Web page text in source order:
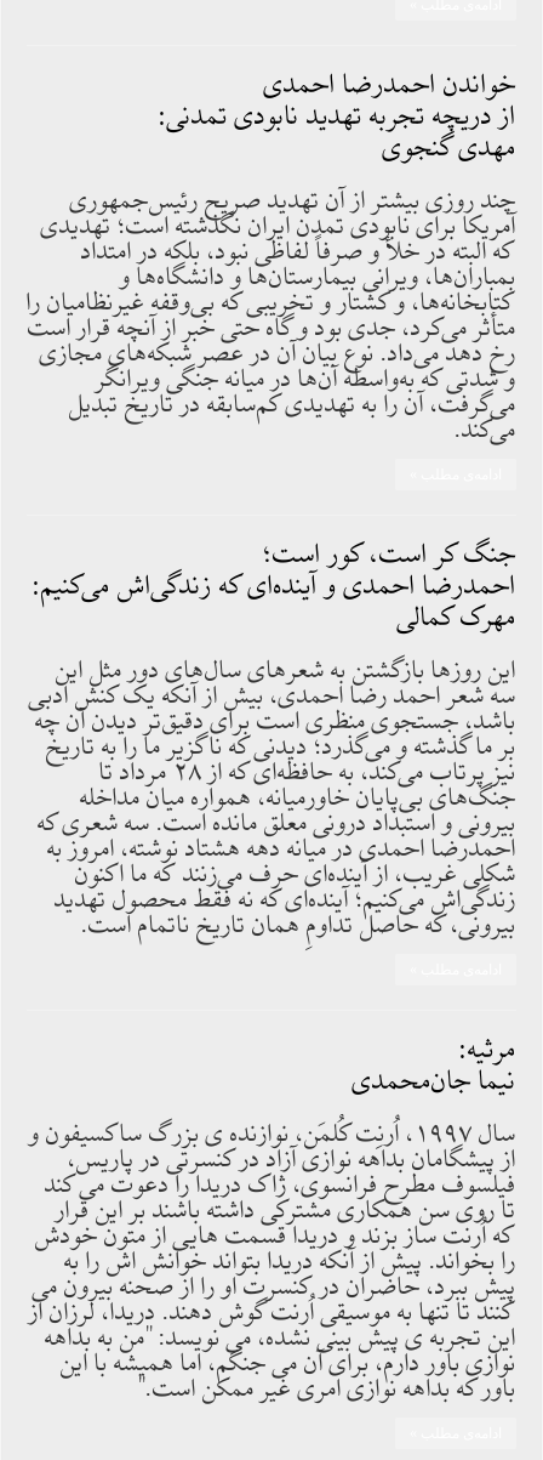
خواندن احمدرضا احمدی
از دریچه تجربه تهدید نابودی تمدنی:
مهدی گنجوی
چند روزی بیشتر از آن تهدید صریح رئیس‌جمهوری
آمریکا برای نابودی تمدن ایران نگذشته است؛ تهدیدی
که البته در خلأ و صرفاً لفاظی نبود، بلکه در امتداد
بمباران‌ها، ویرانی بیمارستان‌ها و دانشگاه‌ها و
کتابخانه‌ها، و کشتار و تخریبی که بی‌وقفه غیرنظامیان را
متأثر می‌کرد، جدی بود و گاه حتی خبر از آنچه قرار است
رخ دهد می‌داد. نوع بیان آن در عصر شبکه‌های مجازی
و شدتی که به‌واسطه آن‌ها در میانه جنگی ویرانگر
می‌گرفت، آن را به تهدیدی کم‌سابقه در تاریخ تبدیل
می‌کند.
جنگ کر است، کور است؛
احمدرضا احمدی و آینده‌ای که زندگی‌اش می‌کنیم:
مهرک کمالی
این روزها بازگشتن به شعرهای سال‌های دور مثل این
سه شعر احمد رضا احمدی، بیش از آنکه یک کنش ادبی
باشد، جستجوی منظری است برای دقیق‌تر دیدن آن چه
بر ما گذشته و می‌گذرد؛ دیدنی که ناگزیر ما را به تاریخ
نیز پرتاب می‌کند، به حافظه‌ای که از ۲۸ مرداد تا
جنگ‌های بی‌پایان خاورمیانه، همواره میان مداخله
بیرونی و استبداد درونی معلق مانده است. سه شعری که
احمدرضا احمدی در میانه دهه هشتاد نوشته، امروز به
شکلی غریب، از آینده‌ای حرف می‌زنند که ما اکنون
زندگی‌‌اش می‌کنیم؛ آینده‌ای که نه فقط محصول تهدید
بیرونی، که حاصل تداومِ همان تاریخ ناتمام است.
مرثیه:
نیما جان‌محمدی
سال ۱۹۹۷، اُرنِت کُلمَن، نوازنده ی بزرگ ساکسیفون و
از پیشگامان بداهه نوازی آزاد در کنسرتی در پاریس،
فیلسوف مطرح فرانسوی، ژاک دریدا را دعوت می کند
تا روی سن همکاری مشترکی داشته باشند بر این قرار
که اُرنت ساز بزند و دریدا قسمت هایی از متون خودش
را بخواند. پیش از آنکه دریدا بتواند خوانش اش را به
پیش ببرد، حاضران در کنسرت او را از صحنه بیرون می
کنند تا تنها به موسیقی اُرنت گوش دهند. دریدا، لرزان از
این تجربه ی پیش بینی نشده، می نویسد: ''من به بداهه
نوازی باور دارم، برای آن می جنگم، اما همیشه با این
باور که بداهه نوازی امری غیر ممکن است.''